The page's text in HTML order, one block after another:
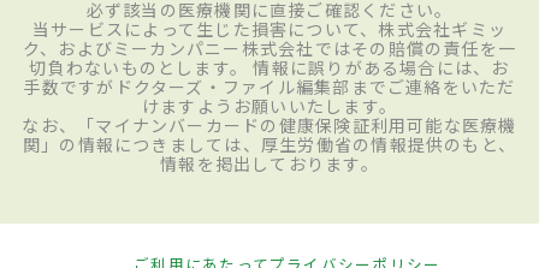
必ず該当の医療機関に直接ご確認ください。
当サービスによって生じた損害について、株式会社ギミッ
ク、およびミーカンパニー株式会社ではその賠償の責任を一
切負わないものとします。 情報に誤りがある場合には、お
手数ですがドクターズ・ファイル編集部までご連絡をいただ
けますようお願いいたします。
なお、「マイナンバーカードの健康保険証利用可能な医療機
関」の情報につきましては、厚生労働省の情報提供のもと、
情報を掲出しております。